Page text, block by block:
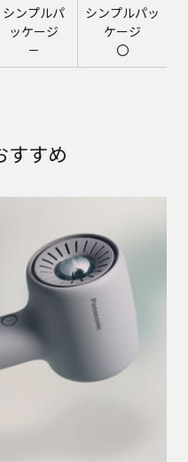
シンプルパ
ッケージ
－
シンプルパッ
ケージ
〇
すすめ